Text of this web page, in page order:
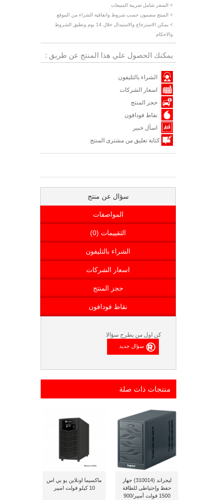
> السعر شامل ضريبة المبيعات
> المنتج مضمون حسب شروط واتفاقية الشراء من الموقع
> يمكن الاسترجاع والاستبدال خلال 14 يوم وتطبق الشروط
والاحكام
يمكنك الحصول علي هذا المنتج عن طريق :
الشراء بالتليفون
اسعار الشركات
حجز المنتج
نقاط فودافون
اسأل خبير
كتابة تعليق من مشترى المنتج
سؤال عن منتج
المواصفات
التقييمات (0)
الشراء بالتليفون
اسعار الشركات
حجز المنتج
نقاط فودافون
كن اول من يطرح سؤالا
منتجات ذات صلة
ليجراند (310014) جهاز
حفظ وإحتياطى للطاقة
1500 فولت أمبير/900
ماكسيما اونلاين يو بي اس
10 كيلو فولت امبير